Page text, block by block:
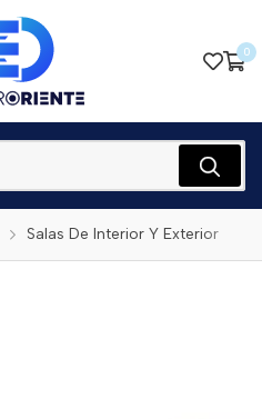
0
Salas De Interior Y Exterior